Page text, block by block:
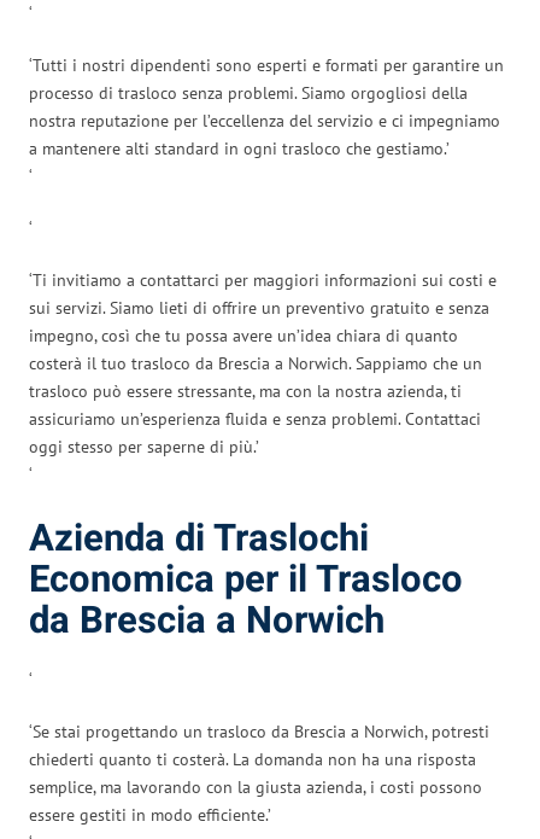
‘
‘Tutti i nostri dipendenti sono esperti e formati per garantire un
processo di trasloco senza problemi. Siamo orgogliosi della
nostra reputazione per l’eccellenza del servizio e ci impegniamo
a mantenere alti standard in ogni trasloco che gestiamo.’
‘
‘
‘Ti invitiamo a contattarci per maggiori informazioni sui costi e
sui servizi. Siamo lieti di offrire un preventivo gratuito e senza
impegno, così che tu possa avere un’idea chiara di quanto
costerà il tuo trasloco da Brescia a Norwich. Sappiamo che un
trasloco può essere stressante, ma con la nostra azienda, ti
assicuriamo un’esperienza fluida e senza problemi. Contattaci
oggi stesso per saperne di più.’
‘
Azienda di Traslochi
Economica per il Trasloco
da Brescia a Norwich
‘
‘Se stai progettando un trasloco da Brescia a Norwich, potresti
chiederti quanto ti costerà. La domanda non ha una risposta
semplice, ma lavorando con la giusta azienda, i costi possono
essere gestiti in modo efficiente.’